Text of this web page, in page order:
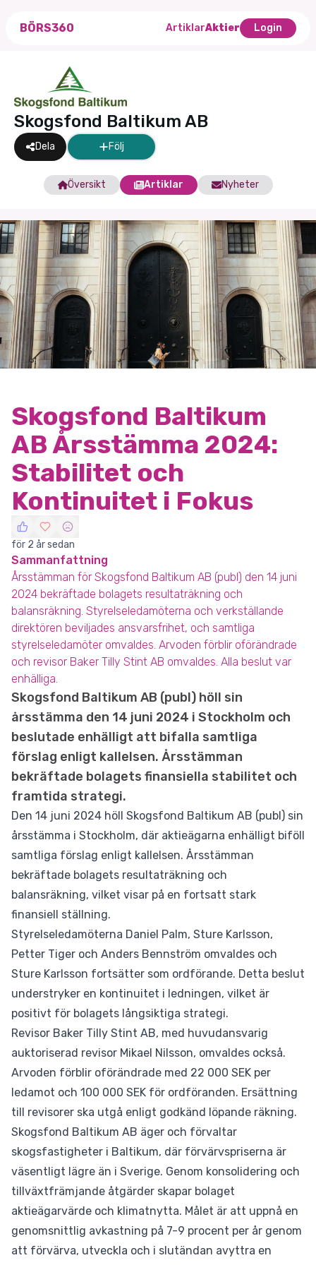
BÖRS360 ArtiklarAktier Login
Skogsfond Baltikum AB
Dela Följ
Översikt Artiklar Nyheter
Skogsfond Baltikum
AB Årsstämma 2024:
Stabilitet och
Kontinuitet i Fokus
för 2 år sedan
Sammanfattning
Årsstämman för Skogsfond Baltikum AB (publ) den 14 juni
2024 bekräftade bolagets resultaträkning och
balansräkning. Styrelseledamöterna och verkställande
direktören beviljades ansvarsfrihet, och samtliga
styrelseledamöter omvaldes. Arvoden förblir oförändrade
och revisor Baker Tilly Stint AB omvaldes. Alla beslut var
enhälliga.
Skogsfond Baltikum AB (publ) höll sin
årsstämma den 14 juni 2024 i Stockholm och
beslutade enhälligt att bifalla samtliga
förslag enligt kallelsen. Årsstämman
bekräftade bolagets finansiella stabilitet och
framtida strategi.
Den 14 juni 2024 höll Skogsfond Baltikum AB (publ) sin
årsstämma i Stockholm, där aktieägarna enhälligt biföll
samtliga förslag enligt kallelsen. Årsstämman
bekräftade bolagets resultaträkning och
balansräkning, vilket visar på en fortsatt stark
finansiell ställning.
Styrelseledamöterna Daniel Palm, Sture Karlsson,
Petter Tiger och Anders Bennström omvaldes och
Sture Karlsson fortsätter som ordförande. Detta beslut
understryker en kontinuitet i ledningen, vilket är
positivt för bolagets långsiktiga strategi.
Revisor Baker Tilly Stint AB, med huvudansvarig
auktoriserad revisor Mikael Nilsson, omvaldes också.
Arvoden förblir oförändrade med 22 000 SEK per
ledamot och 100 000 SEK för ordföranden. Ersättning
till revisorer ska utgå enligt godkänd löpande räkning.
Skogsfond Baltikum AB äger och förvaltar
skogsfastigheter i Baltikum, där förvärvspriserna är
väsentligt lägre än i Sverige. Genom konsolidering och
tillväxtfrämjande åtgärder skapar bolaget
aktieägarvärde och klimatnytta. Målet är att uppnå en
genomsnittlig avkastning på 7-9 procent per år genom
att förvärva, utveckla och i slutändan avyttra en